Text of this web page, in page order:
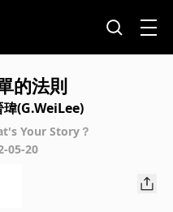
的法則
瑋(G.WeiLee)
Your Story？
05-20